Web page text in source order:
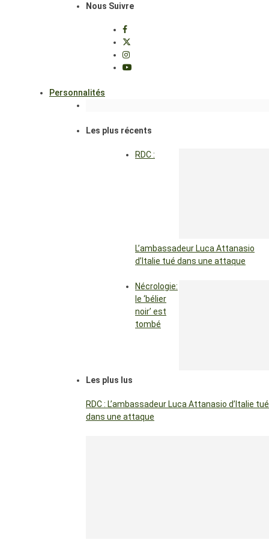
Nous Suivre
Personnalités
Les plus récents
RDC :
L’ambassadeur Luca Attanasio
d’Italie tué dans une attaque
Nécrologie:
le ‘bélier
noir’ est
tombé
Les plus lus
RDC : L’ambassadeur Luca Attanasio d’Italie tué
dans une attaque